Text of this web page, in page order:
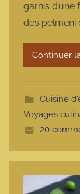
garnis d’une
des pelmeni
Continuer
Cuisine
Voyages
20